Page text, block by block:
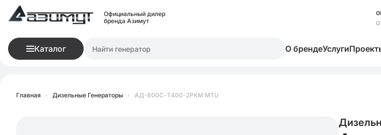
Официальный дилер
бренда Азимут
Каталог О брендеУслуги
Главная • Дизельные Генераторы • АД-600С-Т400-2РКМ MTU